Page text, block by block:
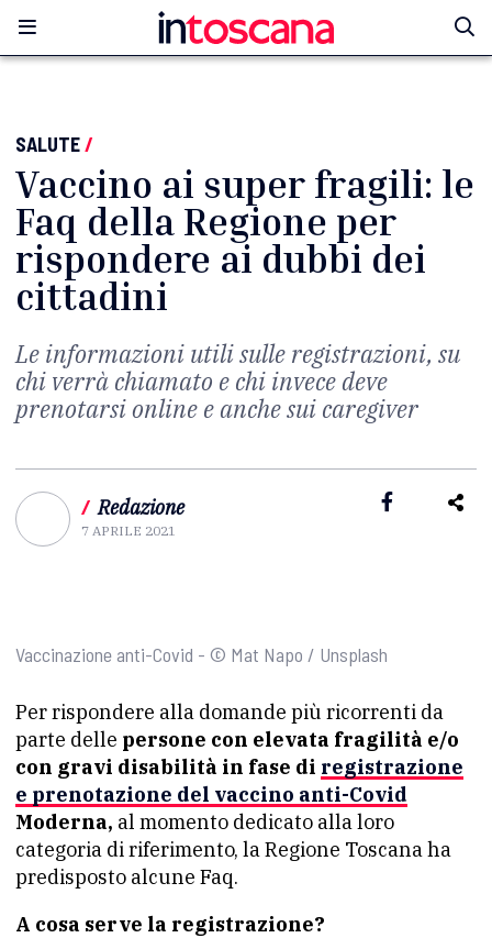
SALUTE/
Vaccino ai super fragili: le
Faq della Regione per
rispondere ai dubbi dei
cittadini
Le informazioni utili sulle registrazioni, su
chi verrà chiamato e chi invece deve
prenotarsi online e anche sui caregiver
/ Redazione
7 APRILE 2021
Vaccinazione anti-Covid - © Mat Napo / Unsplash
Per rispondere alla domande più ricorrenti da
parte delle persone con elevata fragilità e/o
con gravi disabilità in fase di registrazione
e prenotazione del vaccino anti-Covid
Moderna, al momento dedicato alla loro
categoria di riferimento, la Regione Toscana ha
predisposto alcune Faq.
A cosa serve la registrazione?